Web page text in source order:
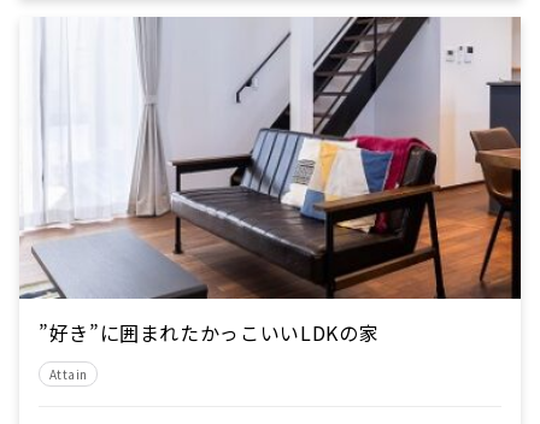
”好き”に囲まれたかっこいいLDKの家
Attain